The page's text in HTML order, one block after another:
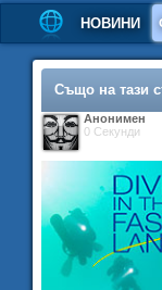
НОВИНИ
Също на тази
Анонимен
0 Секунди